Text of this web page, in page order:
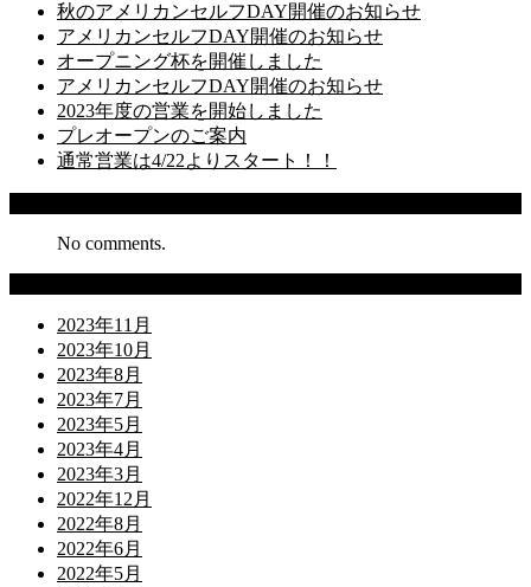
秋のアメリカンセルフDAY開催のお知らせ
アメリカンセルフDAY開催のお知らせ
オープニング杯を開催しました
アメリカンセルフDAY開催のお知らせ
2023年度の営業を開始しました
プレオープンのご案内
通常営業は4/22よりスタート！！
No comments.
2023年11月
2023年10月
2023年8月
2023年7月
2023年5月
2023年4月
2023年3月
2022年12月
2022年8月
2022年6月
2022年5月